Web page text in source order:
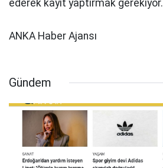
ederek kayıt yaptırmak gerekiyor.
ANKA Haber Ajansı
Gündem